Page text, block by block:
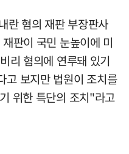
란 혐의 재판 부장판사
판이 국민 눈높이에 미
리 혐의에 연루돼 있기
고 보지만 법원이 조치를
위한 특단의 조치"라고